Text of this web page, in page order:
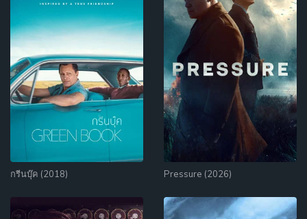
กรีนบุ๊ค (2018) Pressure (2026)